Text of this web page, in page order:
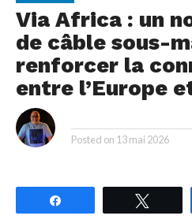
Via Africa : un
de câble sous-
renforcer la
entre l’Europe
Posted on 13 mai 2026